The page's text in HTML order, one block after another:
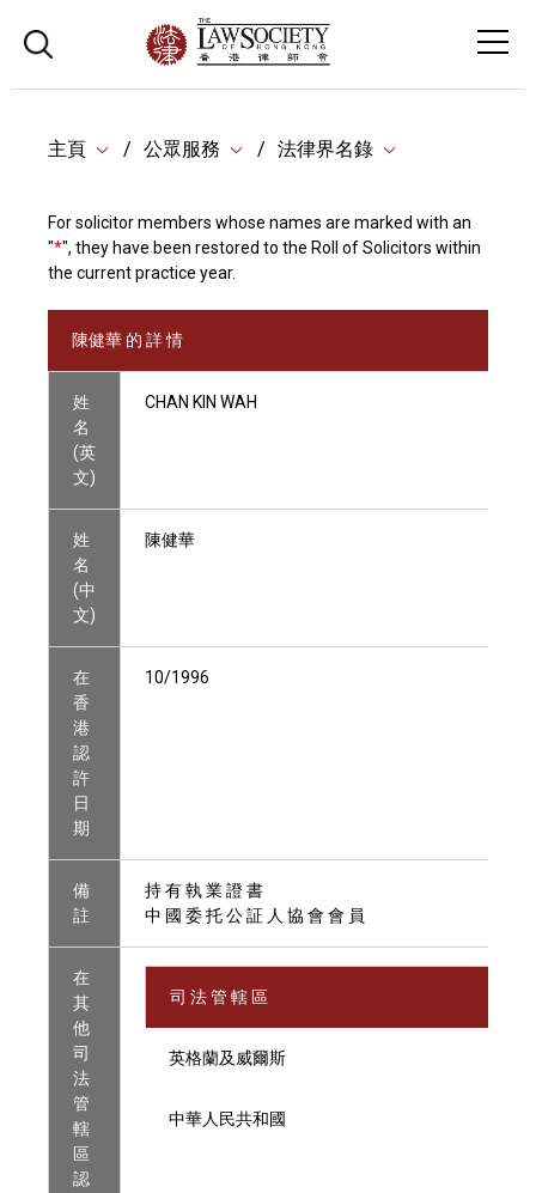
主頁 公眾服務 法律界名錄
For solicitor members whose names are marked with an
"*", they have been restored to the Roll of Solicitors within
the current practice year.
陳健華 的 詳 情
姓
名
(英
文)
CHAN KIN WAH
姓
名
(中
文)
陳健華
在
香
港
認
許
日
期
10/1996
備
註
持 有 執 業 證 書
中 國 委 托 公 証 人 協 會 會 員
在
其
他
司
法
管
轄
區
認
司 法 管 轄 區
英格蘭及威爾斯
中華人民共和國